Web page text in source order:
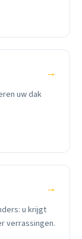
→
uw dak
→
u krijgt
verrassingen.